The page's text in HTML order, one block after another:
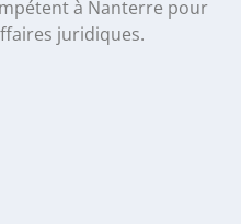
à Nanterre pour
juridiques.